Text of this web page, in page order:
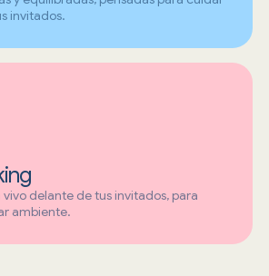
invitados.
delante de tus invitados, para
ambiente.